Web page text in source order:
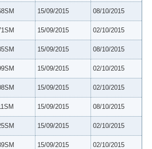
15/09/2015 08/10/2015
15/09/2015 02/10/2015
15/09/2015 08/10/2015
15/09/2015 02/10/2015
15/09/2015 02/10/2015
15/09/2015 08/10/2015
15/09/2015 02/10/2015
15/09/2015 02/10/2015